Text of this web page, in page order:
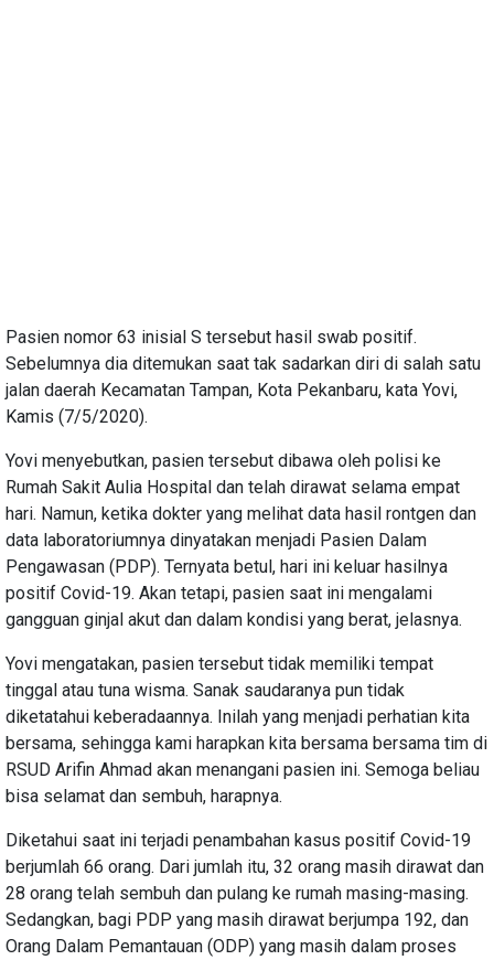
Pasien nomor 63 inisial S tersebut hasil swab positif.
Sebelumnya dia ditemukan saat tak sadarkan diri di salah satu
jalan daerah Kecamatan Tampan, Kota Pekanbaru, kata Yovi,
Kamis (7/5/2020).
Yovi menyebutkan, pasien tersebut dibawa oleh polisi ke
Rumah Sakit Aulia Hospital dan telah dirawat selama empat
hari. Namun, ketika dokter yang melihat data hasil rontgen dan
data laboratoriumnya dinyatakan menjadi Pasien Dalam
Pengawasan (PDP). Ternyata betul, hari ini keluar hasilnya
positif Covid-19. Akan tetapi, pasien saat ini mengalami
gangguan ginjal akut dan dalam kondisi yang berat, jelasnya.
Yovi mengatakan, pasien tersebut tidak memiliki tempat
tinggal atau tuna wisma. Sanak saudaranya pun tidak
diketatahui keberadaannya. Inilah yang menjadi perhatian kita
bersama, sehingga kami harapkan kita bersama bersama tim di
RSUD Arifin Ahmad akan menangani pasien ini. Semoga beliau
bisa selamat dan sembuh, harapnya.
Diketahui saat ini terjadi penambahan kasus positif Covid-19
berjumlah 66 orang. Dari jumlah itu, 32 orang masih dirawat dan
28 orang telah sembuh dan pulang ke rumah masing-masing.
Sedangkan, bagi PDP yang masih dirawat berjumpa 192, dan
Orang Dalam Pemantauan (ODP) yang masih dalam proses